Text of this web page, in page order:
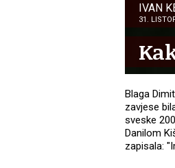
IVAN
31.
Blaga
zavjese
sveske
Danilom
zapisala: